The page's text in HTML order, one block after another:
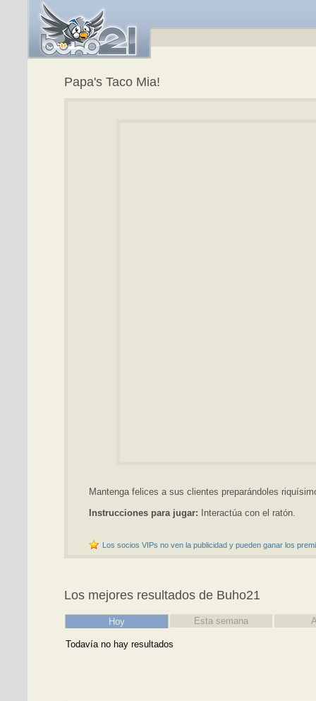
Papa's Taco Mia!
Mantenga felices a sus clientes preparándoles
Instrucciones para jugar: Interactúa con el ratón.
Los socios VIPs no ven la publicidad y pueden ganar los
Los mejores resultados de Buho21
Hoy Esta semana
Todavía no hay resultados